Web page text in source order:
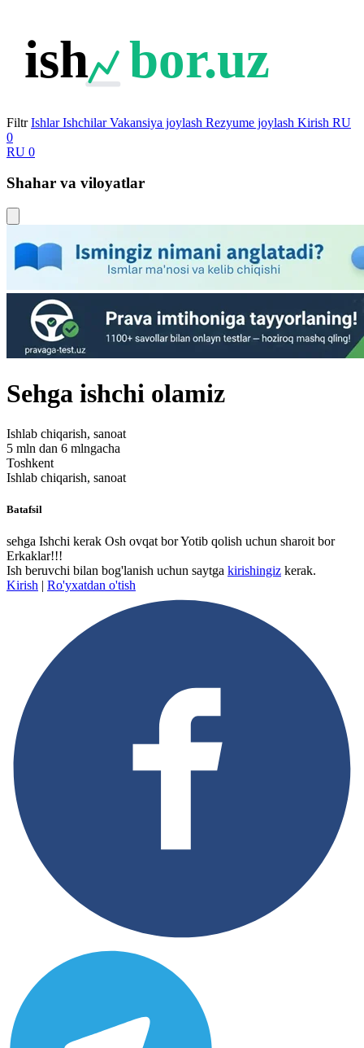
ish bor.uz
Filtr Ishlar Ishchilar Vakansiya joylash Rezyume joylash Kirish RU
0
RU 0
Shahar va viloyatlar
Sehga ishchi olamiz
Ishlab chiqarish, sanoat
5 mln dan 6 mlngacha
Toshkent
Ishlab chiqarish, sanoat
Batafsil
sehga Ishchi kerak Osh ovqat bor Yotib qolish uchun sharoit bor
Erkaklar!!!
Ish beruvchi bilan bog'lanish uchun saytga kirishingiz kerak.
Kirish | Ro'yxatdan o'tish